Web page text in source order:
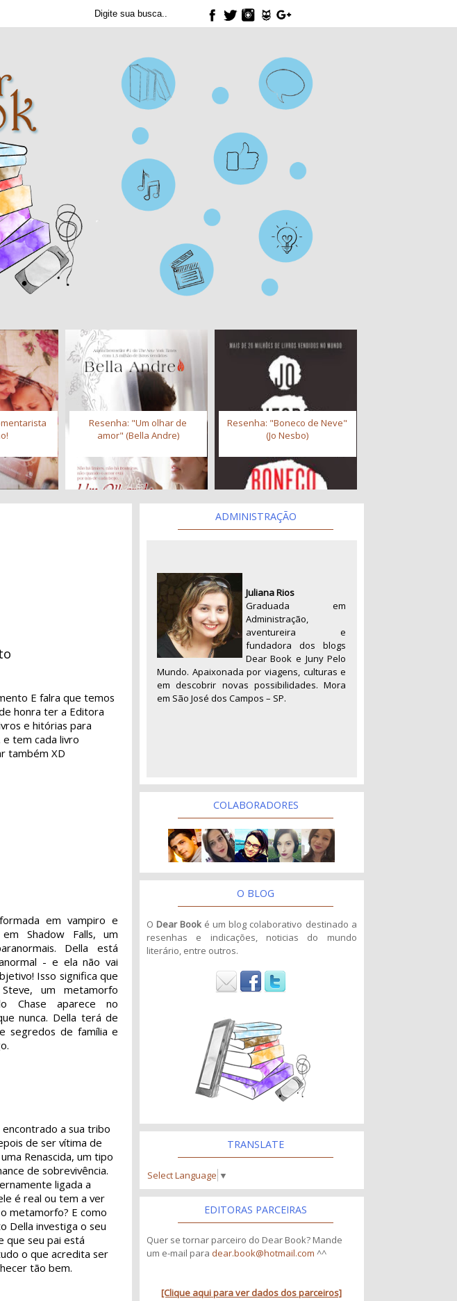
Resenha: "Um olhar de
amor" (Bella Andre)
Resenha: "Boneco de Neve"
(Jo Nesbo)
E falra que temos
honra ter a Editora
e hitórias para
tem cada livro
também XD
em vampiro e
Shadow Falls, um
Della está
- e ela não vai
Isso significa que
um metamorfo
Chase aparece no
nunca. Della terá de
segredos de família e
encontrado a sua tribo
de ser vítima de
Renascida, um tipo
de sobrevivência.
ligada a
é real ou tem a ver
metamorfo? E como
Della investiga o seu
que seu pai está
o que acredita ser
tão bem.
ADMINISTRAÇÃO
Juliana Rios
Graduada em
Administração,
aventureira e
fundadora dos blogs
Dear Book e Juny Pelo
Mundo. Apaixonada por viagens, culturas e
em descobrir novas possibilidades. Mora
em São José dos Campos – SP.
COLABORADORES
O BLOG
O Dear Book é um blog colaborativo destinado a
resenhas e indicações, noticias do mundo
literário, entre outros.
TRANSLATE
Select Language ▼
EDITORAS PARCEIRAS
Quer se tornar parceiro do Dear Book? Mande
um e-mail para dear.book@hotmail.com ^^
[Clique aqui para ver dados dos parceiros]